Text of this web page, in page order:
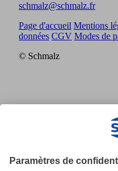
schmalz@schmalz.fr
Page d'accueil Mentions
données CGV Modes de
© Schmalz